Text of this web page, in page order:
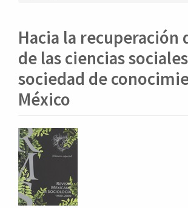
n
t
e
n
i
d
p
r
i
n
c
i
Hacia la recuperación
de las ciencias
sociedad de
México
Barra
lateral
del
artículo